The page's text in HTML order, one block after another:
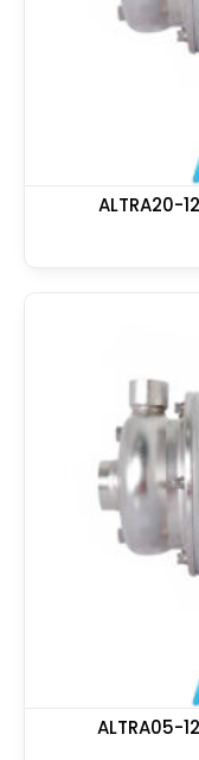
ALTRA20-
ALTRA05-